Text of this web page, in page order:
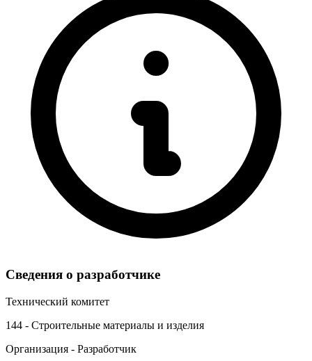
Сведения о разработчике
Технический комитет
144 - Строительные материалы и изделия
Организация - Разработчик